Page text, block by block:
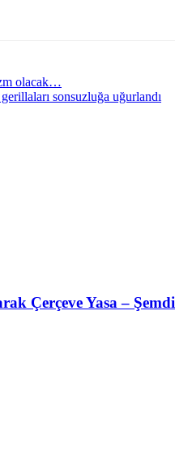
olacak…
sonsuzluğa uğurlandı
Çerçeve Yasa –